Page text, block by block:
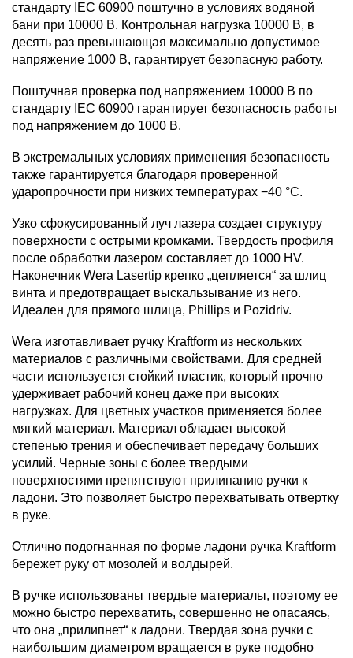
стандарту IEC 60900 поштучно в условиях водяной
бани при 10000 B. Контрольная нагрузка 10000 B, в
десять раз превышающая максимально допустимое
напряжение 1000 B, гарантирует безопасную работу.
Поштучная проверка под напряжением 10000 В по
стандарту IEC 60900 гарантирует безопасность работы
под напряжением до 1000 B.
В экстремальных условиях применения безопасность
также гарантируется благодаря проверенной
ударопрочности при низких температурах −40 °C.
Узко сфокусированный луч лазера создает структуру
поверхности с острыми кромками. Твердость профиля
после обработки лазером составляет до 1000 HV.
Наконечник Wera Lasertip крепко „цепляется“ за шлиц
винта и предотвращает выскальзывание из него.
Идеален для прямого шлица, Phillips и Pozidriv.
Wera изготавливает ручку Kraftform из нескольких
материалов с различными свойствами. Для средней
части используется стойкий пластик, который прочно
удерживает рабочий конец даже при высоких
нагрузках. Для цветных участков применяется более
мягкий материал. Материал обладает высокой
степенью трения и обеспечивает передачу больших
усилий. Черные зоны с более твердыми
поверхностями препятствуют прилипанию ручки к
ладони. Это позволяет быстро перехватывать отвертку
в руке.
Отлично подогнанная по форме ладони ручка Kraftform
бережет руку от мозолей и волдырей.
В ручке использованы твердые материалы, поэтому ее
можно быстро перехватить, совершенно не опасаясь,
что она „прилипнет“ к ладони. Твердая зона ручки с
наибольшим диаметром вращается в руке подобно